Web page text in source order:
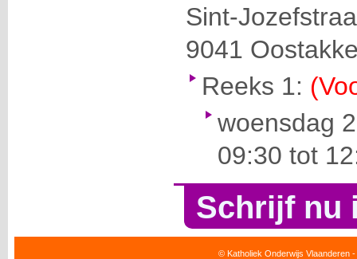
Sint-
9041
Reeks 1:
woensdag
09:30 tot
Schrijf nu
© Katholiek Onderwijs Vlaanderen